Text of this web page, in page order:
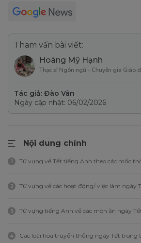
Tham vấn bài viết:
Hoàng Mỹ Hạnh
Thạc sĩ Ngôn ngữ - Chuyên gia Giáo
Tác giả: Đào Vân
Ngày cập nhật: 06/02/2026
Nội dung chính
1 Từ vựng về Tết tiếng Anh theo các mốc
2 Từ vựng về các hoạt động/ việc làm ngày
3 Từ vựng tiếng Anh về các món ăn ngày
4 Các loại hoa truyền thống ngày Tết trong